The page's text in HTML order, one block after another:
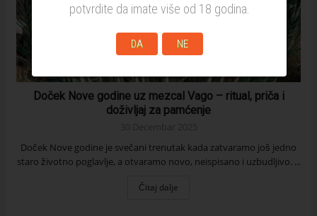
potvrdite da imate više od 18 godina.
DA NE
Doček Nove godine uz mezcal Vago – ritual, priča i
doživljaj za pamćenje
Doček Nove godine je svečani trenutak kada zatvaramo još jedno
staro životno poglavlje, a otvaramo novo, neispisano i uzbudljivo. ...
Čitaj dalje